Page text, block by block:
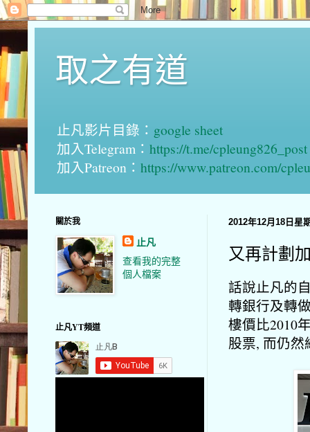
取之有道
止凡影片目錄： google sheet
加入Telegram： https://t.me/cpleung826_post
加入Patreon： https://www.patreon.com/
2012年12月18日星
又再計劃
話說止凡的
轉銀行及轉
樓價比2010
股票, 而仍
關於我
止凡
查看我的完整
個人檔案
止凡YT頻道